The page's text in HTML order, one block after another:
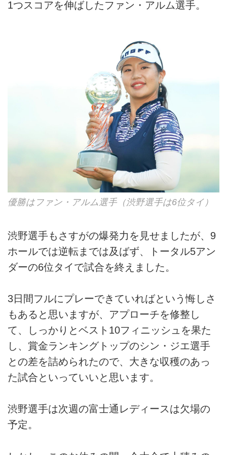
1つスコアを伸ばしたファン・アルム選手。
優勝はファン・アルム選手（渋野選手は6位タイ）
渋野選手もさすがの爆発力を見せましたが、9
ホールでは逆転までは及ばず、トータル5アン
ダーの6位タイで試合を終えました。
3日間フルにプレーできていればという悔しさ
もあると思いますが、アプローチを修整し
て、しっかりとベスト10フィニッシュを果た
し、賞金ランキングトップのシン・ジエ選手
との差を詰められたので、大きな収穫のあっ
た試合といっていいと思います。
渋野選手は次週の富士通レディースは欠場の
予定。